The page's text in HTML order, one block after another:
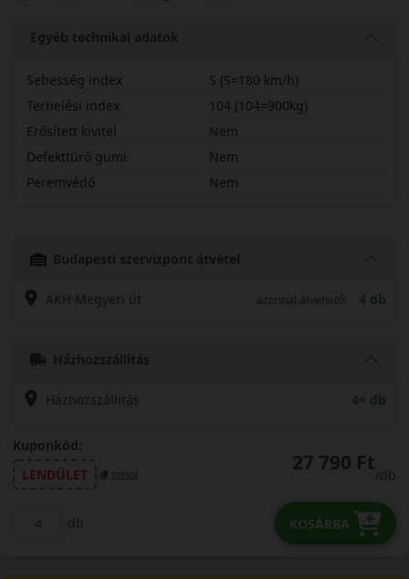
Egyéb technikai adatok
Sebesség index
S (S=180 km/h)
Terhelési index
104 (104=900kg)
Erősített kivitel
Nem
Defekttűrő gumi
Nem
Peremvédő
Nem
Budapesti szervizpont átvétel
AKH Megyeri út azonnal átvehető: 4 db
Házhozszállítás
Házhozszállítás 4+ db
Kuponkód:
LENDÜLET
másol 27 790 Ft
/db
db KOSÁRBA